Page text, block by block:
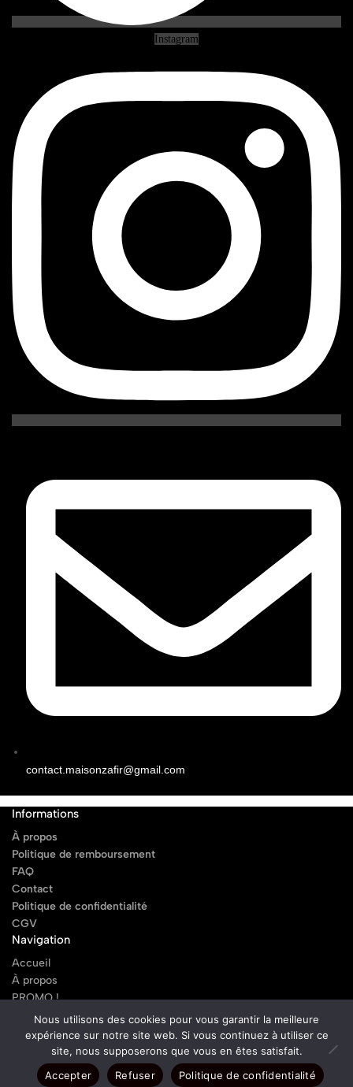
Instagram
contact.maisonzafir@gmail.com
Informations
À propos
Politique de remboursement
FAQ
Contact
Politique de confidentialité
CGV
Navigation
Accueil
À propos
PROMO !
Nos Produits
Contact
Journal
Nous utilisons des cookies pour vous garantir la meilleure
expérience sur notre site web. Si vous continuez à utiliser ce
site, nous supposerons que vous en êtes satisfait.
Accepter
Refuser Politique de confidentialité